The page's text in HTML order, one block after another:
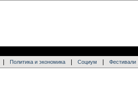
Политика и экономика Социум Фестивали